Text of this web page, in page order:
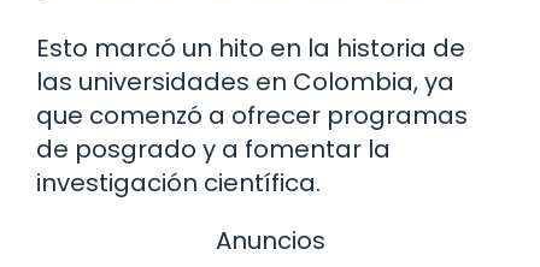
Esto marcó un hito en la historia de
las universidades en Colombia, ya
que comenzó a ofrecer programas
de posgrado y a fomentar la
investigación científica.
Anuncios